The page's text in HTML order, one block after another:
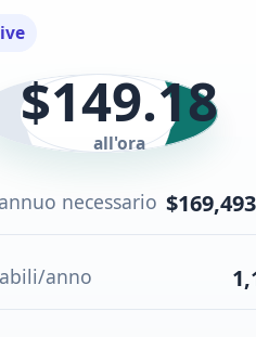
$149.18
all'ora
necessario
anno